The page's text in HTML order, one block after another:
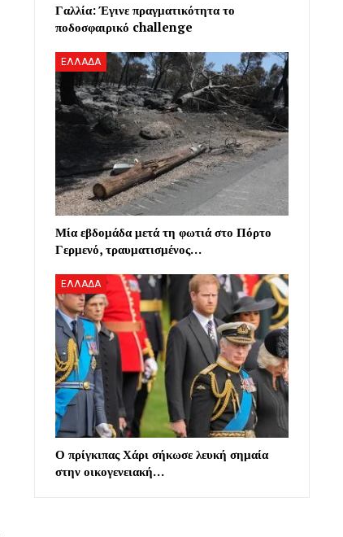
Γαλλία: Έγινε πραγματικότητα το
ποδοσφαιρικό challenge
ΕΛΛΑΔΑ
Μία εβδομάδα μετά τη φωτιά στο Πόρτο
Γερμενό, τραυματισμένος…
ΕΛΛΑΔΑ
Ο πρίγκιπας Χάρι σήκωσε λευκή σημαία
στην οικογενειακή…